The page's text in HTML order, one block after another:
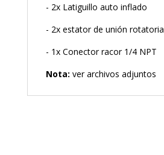
- 2x Latiguillo auto inflado
- 2x estator de unión rotatoria
- 1x Conector racor 1/4 NPT
Nota: ver archivos adjuntos